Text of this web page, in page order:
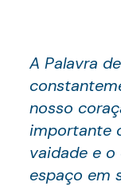
A Palavra
nosso
importante
vaidade e
espaço em